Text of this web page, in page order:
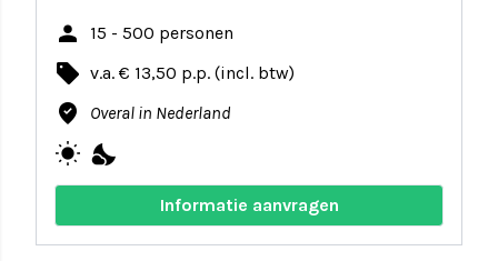
person 15 - 500 personen
local_offer v.a. € 13,50 p.p. (incl. btw)
where_to_vote Overal in Nederland
wb_sunny nights_stay
Informatie aanvragen